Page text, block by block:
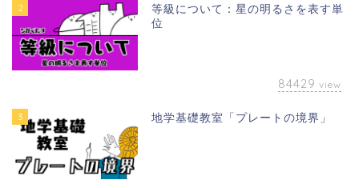
2
等級について：星の明るさを表す単
位
84429 view
3 地学基礎教室「プレートの境界」